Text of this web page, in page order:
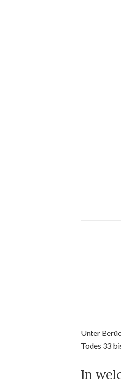
Unter
Todes 33
In